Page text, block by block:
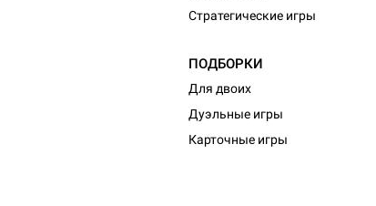
Стратегические игры
ПОДБОРКИ
Для двоих
Дуэльные игры
Карточные игры
Настольная игра Hobby World Журнал
"Мир фантастики. Спецвыпуск: Братья